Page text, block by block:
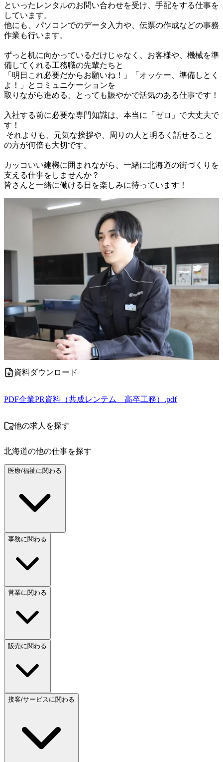
といったレンタルのお問い合わせを受け、手配をする仕事を
しています。
他にも、パソコンでのデータ入力や、伝票の作成などの事務
作業も行います。
ずっと机に向かっているだけじゃなく、お客様や、機械を準
備してくれる工務職の先輩たちと
「明日これ必要だからお願いね！」「オッケー、準備しとく
よ！」とコミュニケーションを
取りながら進める、とっても賑やかで活気のある仕事です！
入社する前に必要な専門知識は、本当に「ゼロ」で大丈夫で
す！
の方が何倍も大切です。
カッコいい建機に囲まれながら、一緒に北海道の街づくりを
支える仕事をしませんか？
資料ダウンロード
PDF企業PR資料（共成レンテム＿高卒工務）.pdf
他の求人を探す
北海道の他の仕事を探す
医療/福祉に関わる
事務に関わる
営業に関わる
販売に関わる
接客/サービスに関わる